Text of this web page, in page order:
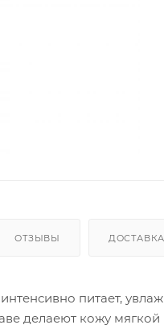
ОТЗЫВЫ ДОСТАВКА
питает,
делаеют кожу мягкой